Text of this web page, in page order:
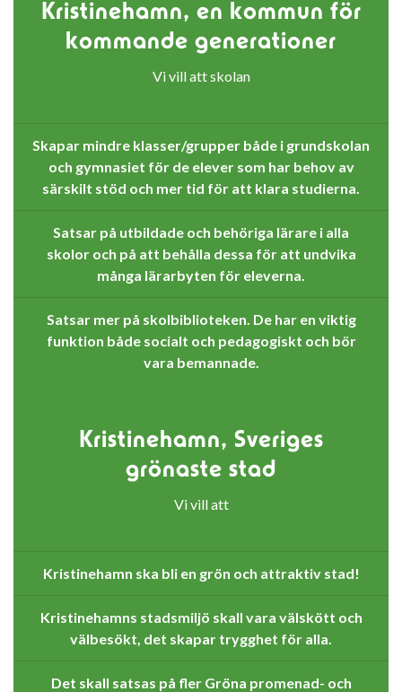
Kristinehamn, en kommun för
kommande generationer
Vi vill att skolan
Skapar mindre klasser/grupper både i grundskolan
och gymnasiet för de elever som har behov av
särskilt stöd och mer tid för att klara studierna.
Satsar på utbildade och behöriga lärare i alla
skolor och på att behålla dessa för att undvika
många lärarbyten för eleverna.
Satsar mer på skolbiblioteken. De har en viktig
funktion både socialt och pedagogiskt och bör
vara bemannade.
Kristinehamn, Sveriges
grönaste stad
Vi vill att
Kristinehamn ska bli en grön och attraktiv stad!
Kristinehamns stadsmiljö skall vara välskött och
välbesökt, det skapar trygghet för alla.
Det skall satsas på fler Gröna promenad- och